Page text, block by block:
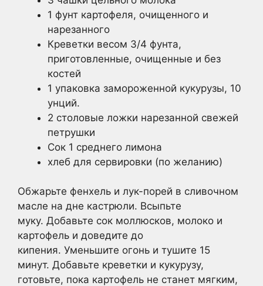
1 фунт картофеля, очищенного и
нарезанного
Креветки весом 3/4 фунта,
приготовленные, очищенные и без
костей
1 упаковка замороженной кукурузы, 10
унций.
2 столовые ложки нарезанной свежей
петрушки
Сок 1 среднего лимона
хлеб для сервировки (по желанию)
Обжарьте фенхель и лук-порей в сливочном
масле на дне кастрюли. Всыпьте
муку. Добавьте сок моллюсков, молоко и
картофель и доведите до
кипения. Уменьшите огонь и тушите 15
минут. Добавьте креветки и кукурузу,
готовьте, пока картофель не станет мягким,